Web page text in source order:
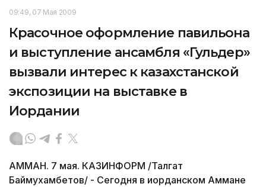
09:49, 07 Мая 2009
Красочное оформление павильона
и выступление ансамбля «Гульдер»
вызвали интерес к казахстанской
экспозиции на выставке в
Иордании
АММАН. 7 мая. КАЗИНФОРМ /Талгат
Баймухамбетов/ - Сегодня в иорданском Аммане